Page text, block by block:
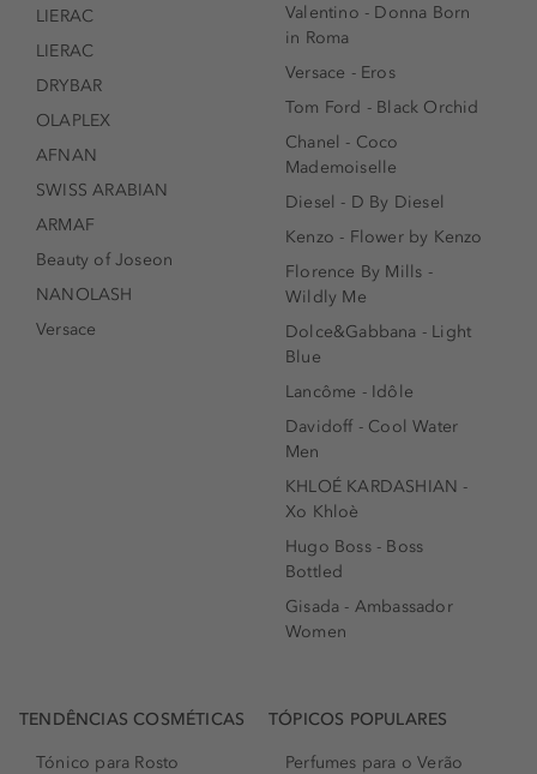
LIERAC
LIERAC
DRYBAR
OLAPLEX
AFNAN
SWISS ARABIAN
ARMAF
Beauty of Joseon
NANOLASH
Versace
Valentino - Donna Born
in Roma
Versace - Eros
Tom Ford - Black Orchid
Chanel - Coco
Mademoiselle
Diesel - D By Diesel
Kenzo - Flower by Kenzo
Florence By Mills -
Wildly Me
Dolce&Gabbana - Light
Blue
Lancôme - Idôle
Davidoff - Cool Water
Men
KHLOÉ KARDASHIAN -
Xo Khloè
Hugo Boss - Boss
Bottled
Gisada - Ambassador
Women
TENDÊNCIAS COSMÉTICAS
Tónico para Rosto
TÓPICOS POPULARES
Perfumes para o Verão